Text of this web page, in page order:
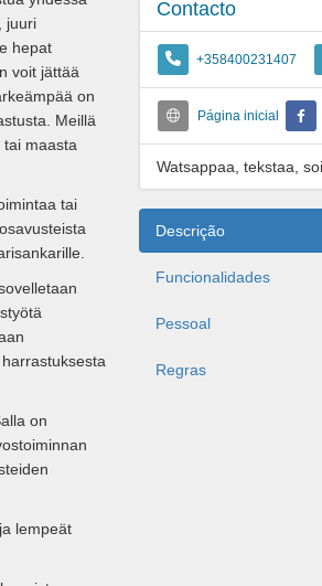
juuri
hepat
voit jättää
on
Meillä
maasta
tai
on
lempeät
Contacto
+358400231407
Página inicial
Watsappaa, tekstaa,
Descrição
Funcionalidades
Pessoal
Regras